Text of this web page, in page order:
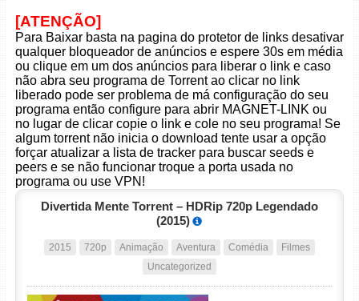
[ATENÇÃO]
Para Baixar basta na pagina do protetor de links desativar
qualquer bloqueador de anúncios e espere 30s em média
ou clique em um dos anúncios para liberar o link e caso
não abra seu programa de Torrent ao clicar no link
liberado pode ser problema de má configuração do seu
programa então configure para abrir MAGNET-LINK ou
no lugar de clicar copie o link e cole no seu programa! Se
algum torrent não inicia o download tente usar a opção
forçar atualizar a lista de tracker para buscar seeds e
peers e se não funcionar troque a porta usada no
programa ou use VPN!
Divertida Mente Torrent – HDRip 720p Legendado
(2015)
2015 720p Animação Aventura Comédia
Filmes
Uncategorized